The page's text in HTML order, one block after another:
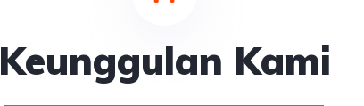
Keunggulan Kami